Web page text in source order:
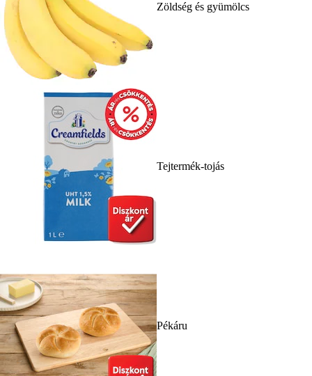
Zöldség és gyümölcs
Tejtermék-tojás
Pékáru